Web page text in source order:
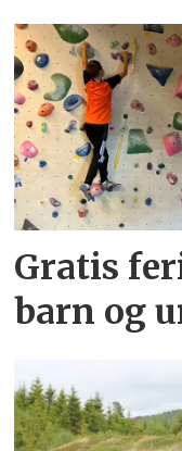
Gratis
barn og